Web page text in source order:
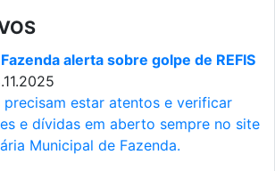
alerta sobre golpe de REFIS
precisam estar atentos e verificar
e dívidas em aberto sempre no site
Municipal de Fazenda.